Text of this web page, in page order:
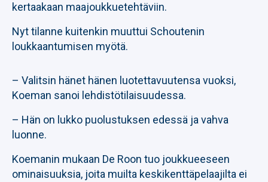
kertaakaan maajoukkuetehtäviin.
Nyt tilanne kuitenkin muuttui Schoutenin
loukkaantumisen myötä.
– Valitsin hänet hänen luotettavuutensa vuoksi,
Koeman sanoi lehdistötilaisuudessa.
– Hän on lukko puolustuksen edessä ja vahva
luonne.
Koemanin mukaan De Roon tuo joukkueeseen
ominaisuuksia, joita muilta keskikenttäpelaajilta ei